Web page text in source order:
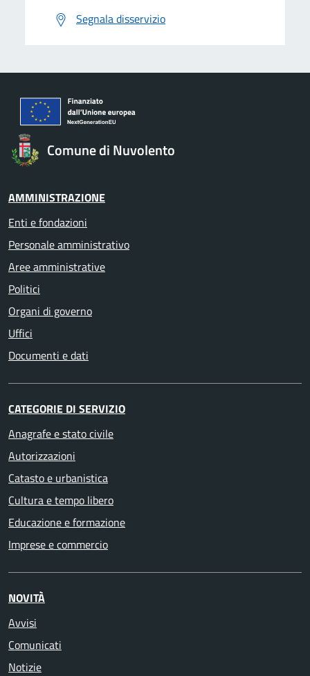
Segnala disservizio
Comune di Nuvolento
AMMINISTRAZIONE
Enti e fondazioni
Personale amministrativo
Aree amministrative
Politici
Organi di governo
Uffici
Documenti e dati
CATEGORIE DI SERVIZIO
Anagrafe e stato civile
Autorizzazioni
Catasto e urbanistica
Cultura e tempo libero
Educazione e formazione
Imprese e commercio
NOVITÀ
Avvisi
Comunicati
Notizie